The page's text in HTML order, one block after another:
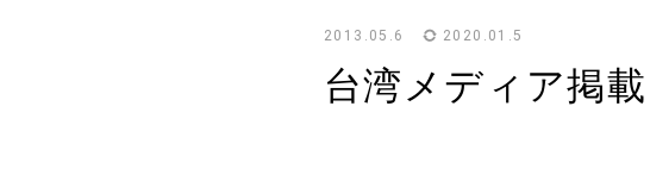
2013.05.6 2020.01.5
台湾メディア掲